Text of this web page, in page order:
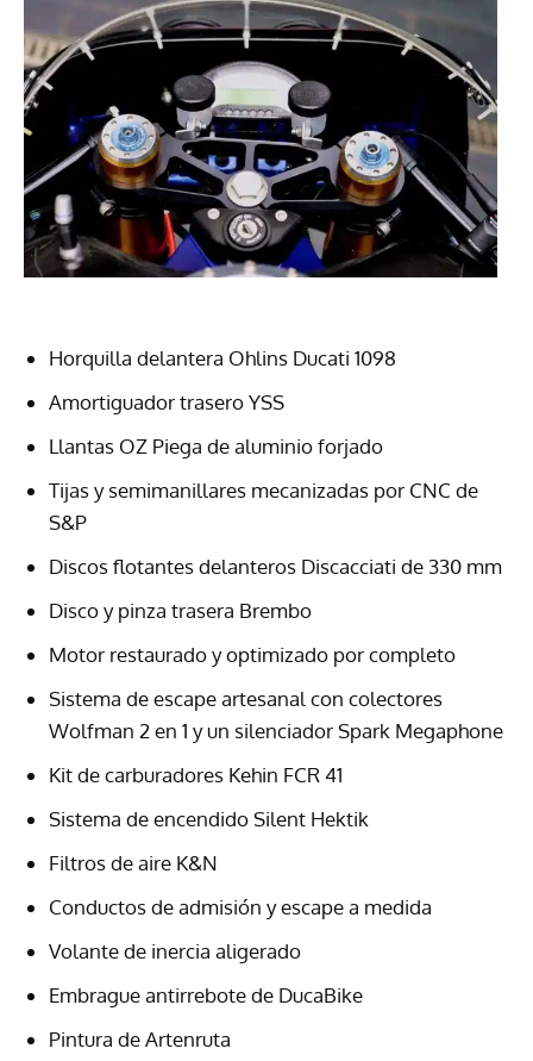
Horquilla delantera Ohlins Ducati 1098
Amortiguador trasero YSS
Llantas OZ Piega de aluminio forjado
Tijas y semimanillares mecanizadas por CNC de
S&P
Discos flotantes delanteros Discacciati de 330 mm
Disco y pinza trasera Brembo
Motor restaurado y optimizado por completo
Sistema de escape artesanal con colectores
Wolfman 2 en 1 y un silenciador Spark Megaphone
Kit de carburadores Kehin FCR 41
Sistema de encendido Silent Hektik
Filtros de aire K&N
Conductos de admisión y escape a medida
Volante de inercia aligerado
Embrague antirrebote de DucaBike
Pintura de Artenruta